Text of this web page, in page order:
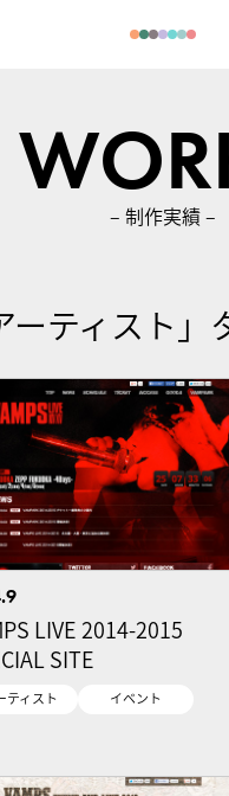
– 制作実績 –
ーティスト
LIVE 2014-2015
SITE
ティスト イベント